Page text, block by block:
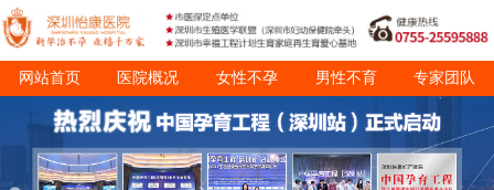
网站首页 医院概况 女性不孕 男性不育 专家团队
诊疗项目 就医指南